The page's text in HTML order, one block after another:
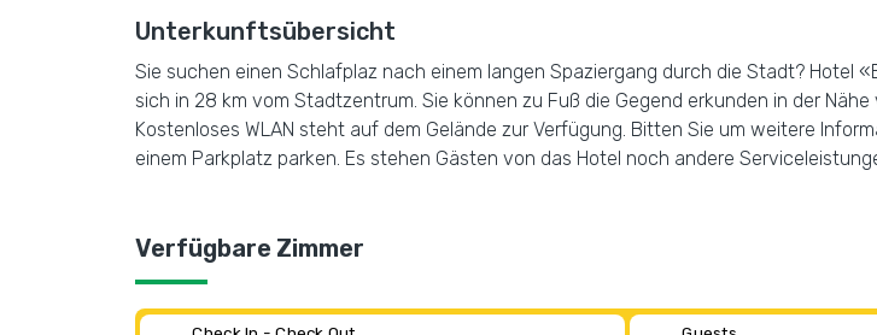
Unterkunftsübersicht
Sie suchen einen Schlafplaz nach einem langen Spaziergang durch die Stadt? Hotel
sich in 28 km vom Stadtzentrum. Sie können zu Fuß die Gegend erkunden in der
Kostenloses WLAN steht auf dem Gelände zur Verfügung. Bitten Sie um weitere
einem Parkplatz parken. Es stehen Gästen von das Hotel noch andere
Verfügbare Zimmer